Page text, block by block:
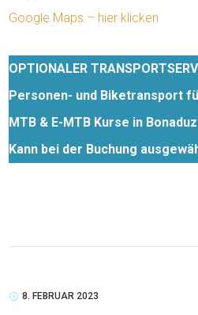
Google Maps – hier klicken
OPTIONALER
Personen- und Biketransport
MTB & E-MTB Kurse in Bonaduz
Kann bei der Buchung
8. FEBRUAR 2023